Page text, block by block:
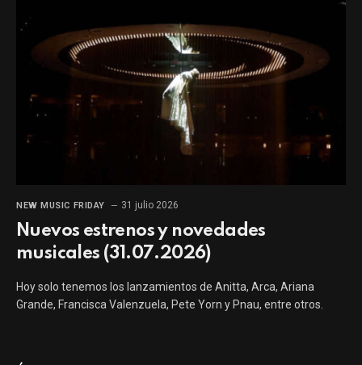
NEW MUSIC FRIDAY 31 julio 2026
Nuevos estrenos y novedades
musicales (31.07.2026)
Hoy solo tenemos los lanzamientos de Anitta, Arca, Ariana
Grande, Francisca Valenzuela, Pete Yorn y Pnau, entre otros.